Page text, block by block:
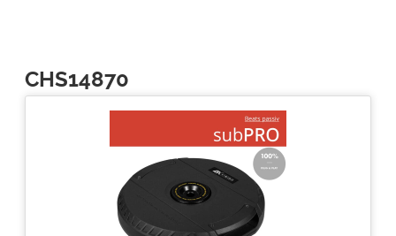
CHS14870